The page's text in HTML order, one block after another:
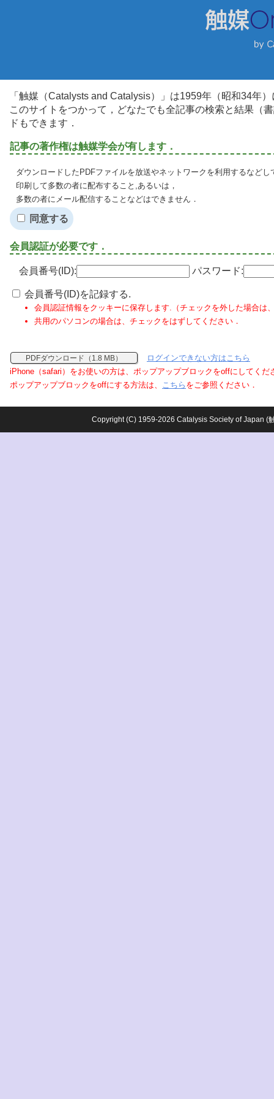
「触媒（Catalysts and Catalysis）」は1959年（昭和34年
このサイトをつかって，どなたでも全記事の検索と結果（
ドもできます．
記事の著作権は触媒学会が有します．
ダウンロードしたPDFファイルを放送やネットワークを利用するなど
印刷して多数の者に配布すること,あるいは，
多数の者にメール配信することなどはできません．
同意する
会員認証が必要です．
会員番号(ID): パスワード:
会員番号(ID)を記録する.
会員認証情報をクッキーに保存します.（チェックを外した場合は
共用のパソコンの場合は、チェックをはずしてください．
PDFダウンロード（1.8 MB）
ログインできない方はこちら
iPhone（safari）をお使いの方は、ポップアップブロックをoffにしてくだ
ポップアップブロックをoffにする方法は、 こちら をご参照ください．
Copyright (C) 1959-2026 Catalysis Society of Japan (